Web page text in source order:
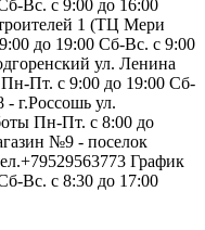
Вс. с 9:00 до 16:00
1 (ТЦ Мери
до 19:00 Сб-Вс. с 9:00
ул. Ленина
Пт. с 9:00 до 19:00 Сб-
г.Россошь ул.
Пн-Пт. с 8:00 до
№9 - поселок
График
Вс. с 8:30 до 17:00